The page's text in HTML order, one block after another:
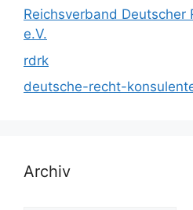
Reichsverband Deutscher
e.V.
rdrk
deutsche-recht-
Archiv